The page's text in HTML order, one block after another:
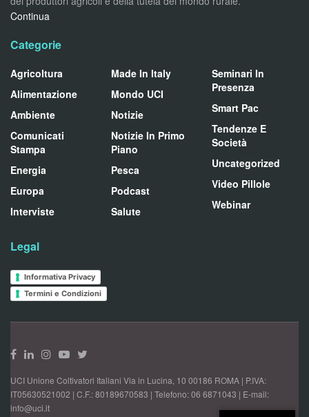
Continua
Categorie
Agricoltura
Alimentazione
Ambiente
Comunicati
Stampa
Energia
Europa
Interviste
Made In Italy
Mondo UCI
Notizie
Notizie In Primo
Piano
Pesca
Podcast
Salute
Seminari In
Presenza
Smart Pac
Tendenze E
Società
Uncategorized
Video Pillole
Webinar
Legal
Informativa Privacy
Termini e Condizioni
UCI Unione Coltivatori Italiani Via in Lucina, 10 00186 ROMA | P.IVA:
IT05630521002 | C.F.: 80189670583 | Telefono: 06 6871043 | E-mail:
info@uci.it